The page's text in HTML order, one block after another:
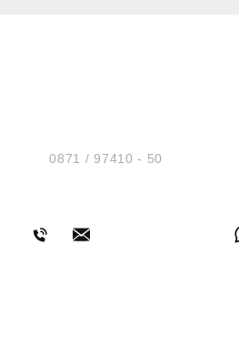
Tel.:0871 / 97410 - 50